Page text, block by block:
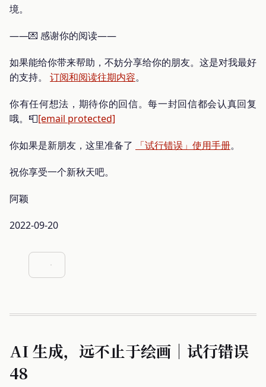
境。
——💌 感谢你的阅读——
如果能给你带来帮助，不妨分享给你的朋友。这是对我最好
的支持。 订阅和阅读往期内容。
你有任何想法，期待你的回信。每一封回信都会认真回复
哦。📮[email protected]
你如果是新朋友，这里准备了 「试行错误」使用手册。
祝你享受一个新秋天吧。
阿颖
2022-09-20
AI 生成，远不止于绘画｜试行错误
48